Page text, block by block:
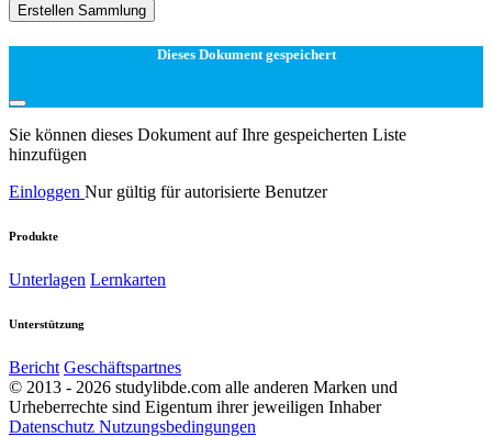
Erstellen Sammlung
Dieses Dokument gespeichert
Sie können dieses Dokument auf Ihre gespeicherten Liste
hinzufügen
Einloggen Nur gültig für autorisierte Benutzer
Produkte
Unterlagen Lernkarten
Unterstützung
Bericht Geschäftspartnes
© 2013 - 2026 studylibde.com alle anderen Marken und
Urheberrechte sind Eigentum ihrer jeweiligen Inhaber
Datenschutz Nutzungsbedingungen